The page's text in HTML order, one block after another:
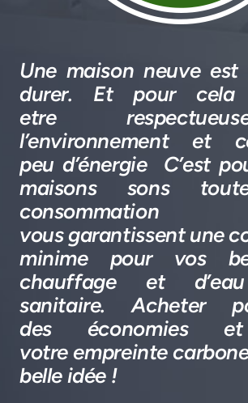
Une maison neuve
durer. Et pour
etre
l’environnement et
peu d’énergie C’est
maisons sons
vous garantissent une
minime pour vos
chauffage et
sanitaire. Acheter
des économies
votre empreinte
belle idée !